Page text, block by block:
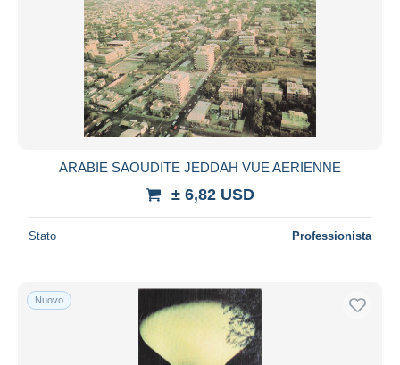
ARABIE SAOUDITE JEDDAH VUE AERIENNE
± 6,82 USD
Stato Professionista
Nuovo